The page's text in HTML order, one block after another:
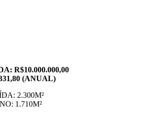
R$10.000.000,00
(ANUAL)
2.300M²
1.710M²